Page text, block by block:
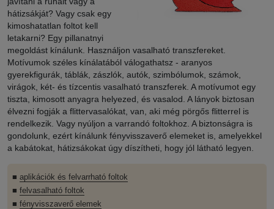
hátizsákját? Vagy csak egy
kimoshatatlan foltot kell
letakarni? Egy pillanatnyi
megoldást kínálunk. Használjon vasalható transzfereket.
Motívumok széles kínálatából válogathatsz - aranyos
gyerekfigurák, táblák, zászlók, autók, szimbólumok, számok,
virágok, két- és tízcentis vasalható transzferek. A motívumot egy
tiszta, kimosott anyagra helyezed, és vasalod. A lányok biztosan
élvezni fogják a flittervasalókat, van, aki még pörgős flitterrel is
rendelkezik. Vagy nyúljon a varrandó foltokhoz. A biztonságra is
gondolunk, ezért kínálunk fényvisszaverő elemeket is, amelyekkel
a kabátokat, hátizsákokat úgy díszítheti, hogy jól látható legyen.
■ aplikációk és felvarrható foltok
■ felvasalható foltok
■ fényvisszaverő elemek